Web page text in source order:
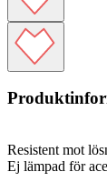
Resistent mot
Ej lämpad för